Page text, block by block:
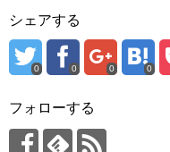
シェアする
0 0 0 0
フォローする